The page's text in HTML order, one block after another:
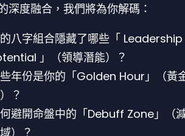
深度融合，我們將為你解碼：
八字組合隱藏了哪些「 Leadership
」（領導潛能）？
年份是你的「Golden Hour」（黃
？
避開命盤中的「Debuff Zone」（
）？